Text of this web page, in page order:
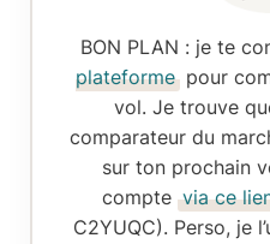
BON PLAN : je te
plateforme pour
vol. Je trouve
comparateur du
sur ton prochain
compte via ce
C2YUQC). Perso, je